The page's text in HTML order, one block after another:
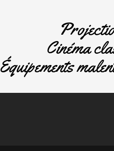
Cinéma
Équipements